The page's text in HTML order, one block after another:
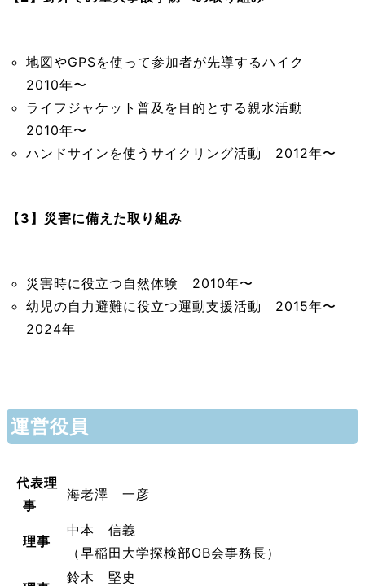
地図やGPSを使って参加者が先導するハイク
2010年〜
ライフジャケット普及を目的とする親水活動
2010年〜
ハンドサインを使うサイクリング活動 2012年〜
【3】 災害に備えた取り組み
災害時に役立つ自然体験 2010年〜
幼児の自力避難に役立つ運動支援活動 2015年〜
2024年
運営役員
代表理
事
海老澤 一彦
理事
中本 信義
（早稲田大学探検部OB会事務長）
鈴木 堅史